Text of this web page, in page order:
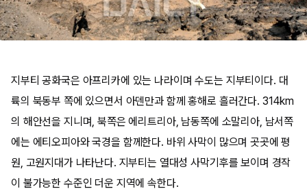
지부티 공화국은 아프리카에 있는 나라이며 수도는 지부티이다. 대
륙의 북동부 쪽에 있으면서 아덴만과 함께 홍해로 흘러간다. 314km
의 해안선을 지니며, 북쪽은 에리트리아, 남동쪽에 소말리아, 남서쪽
에는 에티오피아와 국경을 함께한다. 바위 사막이 많으며 곳곳에 평
원, 고원지대가 나타난다. 지부티는 열대성 사막기후를 보이며 경작
이 불가능한 수준인 더운 지역에 속한다.